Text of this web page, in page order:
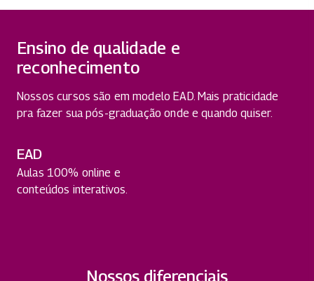
Ensino de qualidade e
reconhecimento
Nossos cursos são em modelo EAD. Mais praticidade
pra fazer sua pós-graduação onde e quando quiser.
EAD
Aulas 100% online e
conteúdos interativos.
Nossos diferenciais